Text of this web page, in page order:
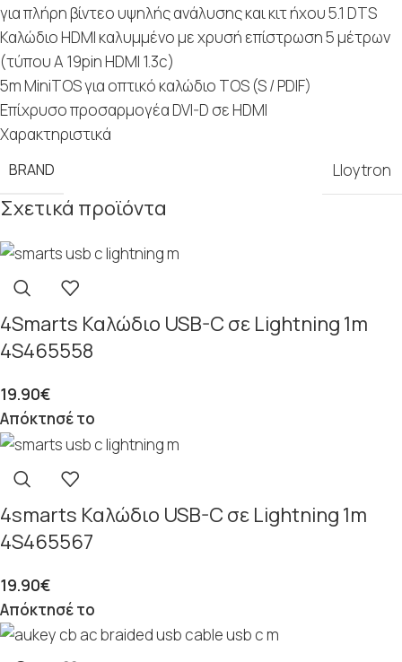
για πλήρη βίντεο υψηλής ανάλυσης και κιτ ήχου 5.1 DTS
Καλώδιο HDMI καλυμμένο με χρυσή επίστρωση 5 μέτρων
(τύπου A 19pin HDMI 1.3c)
5m MiniTOS για οπτικό καλώδιο TOS (S / PDIF)
Επίχρυσο προσαρμογέα DVI-D σε HDMI
Χαρακτηριστικά
BRAND Lloytron
Σχετικά προϊόντα
4Smarts Καλώδιο USB-C σε Lightning 1m
4S465558
19.90€
Απόκτησέ το
4smarts Καλώδιο USB-C σε Lightning 1m
4S465567
19.90€
Απόκτησέ το